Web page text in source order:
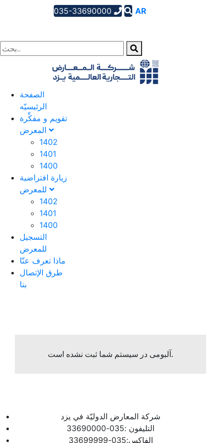
035-33690000 AR
الصفحة
الرئیسیّه
تقویم و مفکِّرة
1402
1401
1400
زيارة افتراضية
1402
1401
1400
التسجیل
للمعرض
ماذا تعرف عنّا
طرق الإتصال
بنا
آلبومی در سیستم شما ثبت نشده است.
شرکة المعارض الدولیّة في یزد
التلیفون :035-33690000
الفاکس:035-33699999